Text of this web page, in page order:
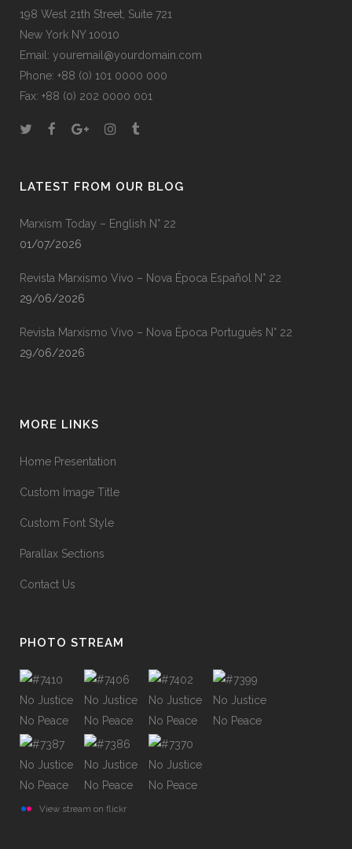
198 West 21th Street, Suite 721
New York NY 10010
Email: youremail@yourdomain.com
Phone: +88 (0) 101 0000 000
Fax: +88 (0) 202 0000 001
LATEST FROM OUR BLOG
Marxism Today – English N° 22
01/07/2026
Revista Marxismo Vivo – Nova Época Español N° 22
29/06/2026
Revista Marxismo Vivo – Nova Época Português N° 22
29/06/2026
MORE LINKS
Home Presentation
Custom Image Title
Custom Font Style
Parallax Sections
Contact Us
PHOTO STREAM
View stream on flickr